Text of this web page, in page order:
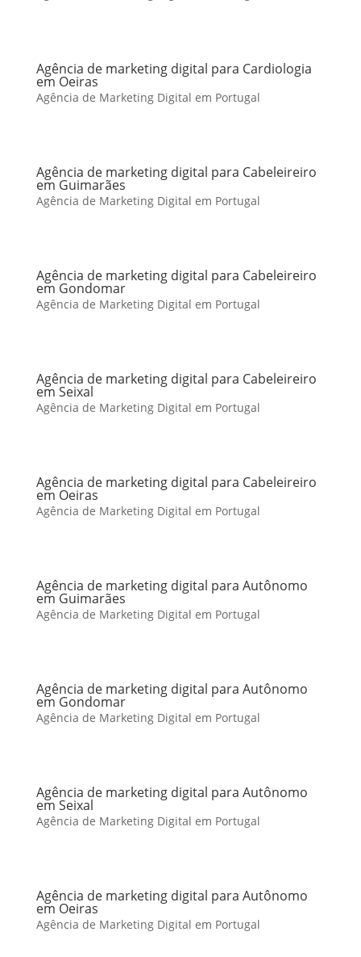
Agência de marketing digital para Cardiologia
em Oeiras
Agência de Marketing Digital em Portugal
Agência de marketing digital para Cabeleireiro
em Guimarães
Agência de Marketing Digital em Portugal
Agência de marketing digital para Cabeleireiro
em Gondomar
Agência de Marketing Digital em Portugal
Agência de marketing digital para Cabeleireiro
em Seixal
Agência de Marketing Digital em Portugal
Agência de marketing digital para Cabeleireiro
em Oeiras
Agência de Marketing Digital em Portugal
Agência de marketing digital para Autônomo
em Guimarães
Agência de Marketing Digital em Portugal
Agência de marketing digital para Autônomo
em Gondomar
Agência de Marketing Digital em Portugal
Agência de marketing digital para Autônomo
em Seixal
Agência de Marketing Digital em Portugal
Agência de marketing digital para Autônomo
em Oeiras
Agência de Marketing Digital em Portugal